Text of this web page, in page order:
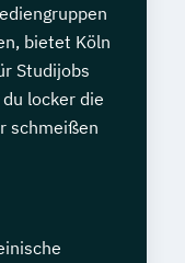
bietet Köln
Studijobs
locker die
schmeißen